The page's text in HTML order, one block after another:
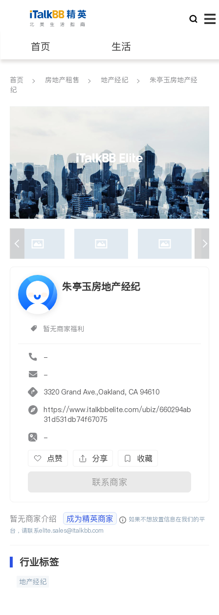
首页 生活
医生 律师
养老 非盈利组织
首页 房地产租售 地产经纪
朱亭玉房地产经
纪
朱亭玉房地产经纪
暂无商家福利
-
-
3320 Grand Ave.,Oakland, CA 94610
https://www.italkbbelite.com/ubiz/660294ab
31d531db74f67075
-
点赞 分享 收藏
联系商家
暂无商家介绍 成为精英商家
如果不想放置信息在我们的平
台，请联系elite.sales@italkbb.com
行业标签
地产经纪